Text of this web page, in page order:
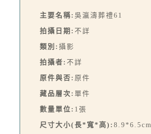
主要名稱: 吳瀛濤葬禮61
拍攝日期: 不詳
類別: 攝影
拍攝者: 不詳
原件與否: 原件
藏品層次: 單件
數量單位: 1張
尺寸大小(長*寬*高): 8.9*6.5cm